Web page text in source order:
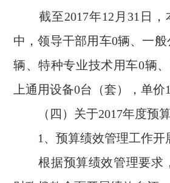
截至2017年12月31日，
中，领导干部用车0辆、一
辆、特种专业技术用车0辆
上通用设备0台（套），单
（四）关于2017年度预算
1、预算绩效管理工作开
根据预算绩效管理要求